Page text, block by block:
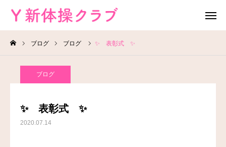
ブログ ブログ ✨ 表彰式 ✨
ブログ
✨ 表彰式 ✨
2020.07.14
無料体験
HOME